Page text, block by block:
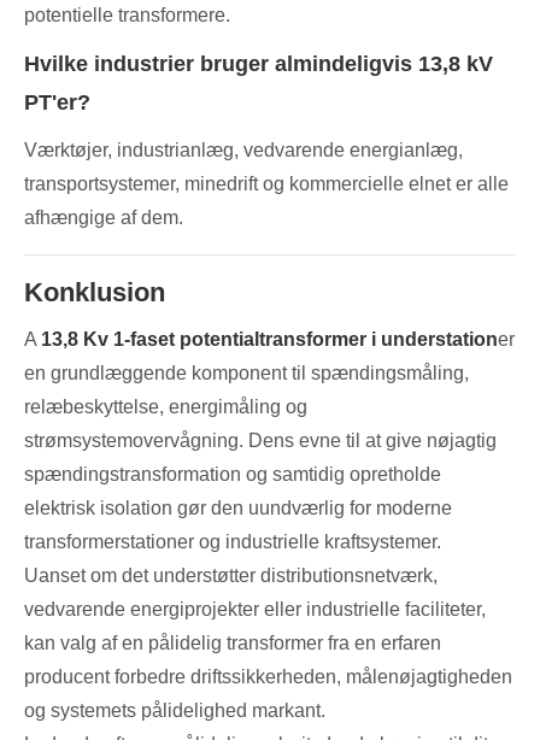
potentielle transformere.
Hvilke industrier bruger almindeligvis 13,8 kV
PT'er?
Værktøjer, industrianlæg, vedvarende energianlæg,
transportsystemer, minedrift og kommercielle elnet er alle
afhængige af dem.
Konklusion
A 13,8 Kv 1-faset potentialtransformer i understationer
en grundlæggende komponent til spændingsmåling,
relæbeskyttelse, energimåling og
strømsystemovervågning. Dens evne til at give nøjagtig
spændingstransformation og samtidig opretholde
elektrisk isolation gør den uundværlig for moderne
transformerstationer og industrielle kraftsystemer.
Uanset om det understøtter distributionsnetværk,
vedvarende energiprojekter eller industrielle faciliteter,
kan valg af en pålidelig transformer fra en erfaren
producent forbedre driftssikkerheden, målenøjagtigheden
og systemets pålidelighed markant.